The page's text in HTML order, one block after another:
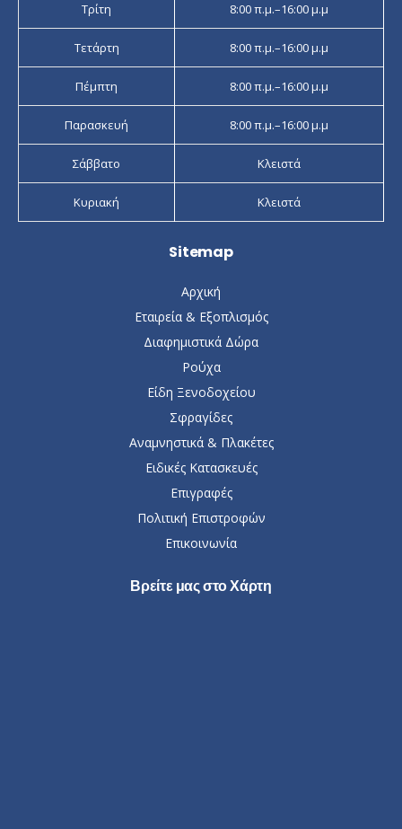
Τρίτη 8:00 π.μ.–16:00 μ.μ
Τετάρτη 8:00 π.μ.–16:00 μ.μ
Πέμπτη 8:00 π.μ.–16:00 μ.μ
Παρασκευή 8:00 π.μ.–16:00 μ.μ
Σάββατο Κλειστά
Κυριακή Κλειστά
Sitemap
Αρχική
Εταιρεία & Εξοπλισμός
Διαφημιστικά Δώρα
Ρούχα
Είδη Ξενοδοχείου
Σφραγίδες
Αναμνηστικά & Πλακέτες
Ειδικές Κατασκευές
Επιγραφές
Πολιτική Επιστροφών
Επικοινωνία
Βρείτε μας στο Χάρτη